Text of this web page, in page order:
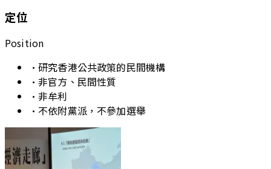
定位
Position
•研究香港公共政策的民間機構
•非官方、民間性質
•非牟利
•不依附黨派，不參加選舉